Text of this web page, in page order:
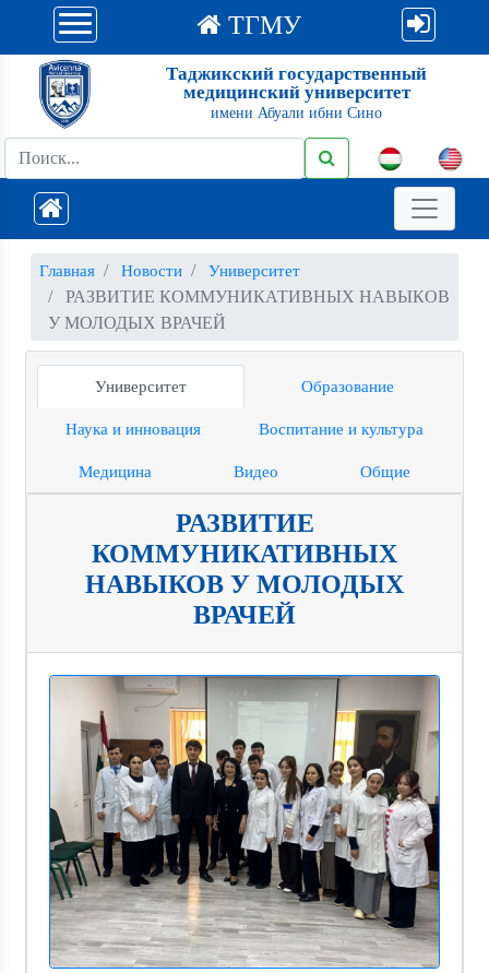
ТГМУ
Таджикский государственный
медицинский университет
имени Абуали ибни Сино
Главная Новости Университет
РАЗВИТИЕ КОММУНИКАТИВНЫХ НАВЫКОВ
У МОЛОДЫХ ВРАЧЕЙ
Университет Образование
Наука и инновация Воспитание и культура
Медицина Видео Общие
РАЗВИТИЕ
КОММУНИКАТИВНЫХ
НАВЫКОВ У МОЛОДЫХ
ВРАЧЕЙ